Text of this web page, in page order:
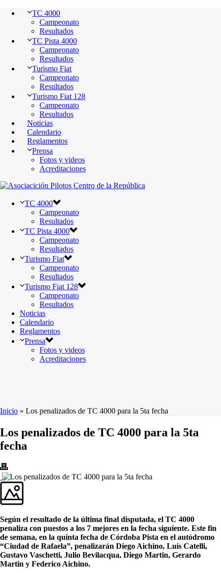
TC 4000
Campeonato
Resultados
TC Pista 4000
Campeonato
Resultados
Turismo Fiat
Campeonato
Resultados
Turismo Fiat 128
Campeonato
Resultados
Noticias
Calendario
Reglamentos
Prensa
Fotos y videos
Acreditaciones
TC 4000
Campeonato
Resultados
TC Pista 4000
Campeonato
Resultados
Turismo Fiat
Campeonato
Resultados
Turismo Fiat 128
Campeonato
Resultados
Noticias
Calendario
Reglamentos
Prensa
Fotos y videos
Acreditaciones
Inicio » Los penalizados de TC 4000 para la 5ta fecha
Los penalizados de TC 4000 para la 5ta
fecha
Según el resultado de la última final disputada, el TC 4000
penaliza con puestos a los 7 mejores en la fecha siguiente. Este fin
de semana, en la quinta fecha de Córdoba Pista en el autódromo
“Ciudad de Rafaela”, penalizarán Diego Aichino, Luis Catelli,
Gustavo Vaschetti, Julio Bevilacqua, Diego Martin, Gerardo
Martin y Federico Aichino.